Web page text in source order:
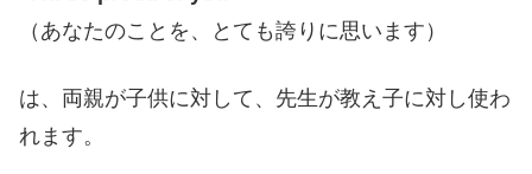
（あなたのことを、とても誇りに思います）
は、両親が子供に対して、先生が教え子に対し使わ
れます。